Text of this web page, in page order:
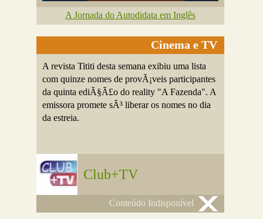
A Jornada do Autodidata em Inglês
Cinema e TV
A revista Tititi desta semana exibiu uma lista
com quinze nomes de provÃ¡veis participantes
da quinta ediÃ§Ã£o do reality "A Fazenda". A
emissora promete sÃ³ liberar os nomes no dia
da estreia.
Club+TV
Conteúdo Indisponível